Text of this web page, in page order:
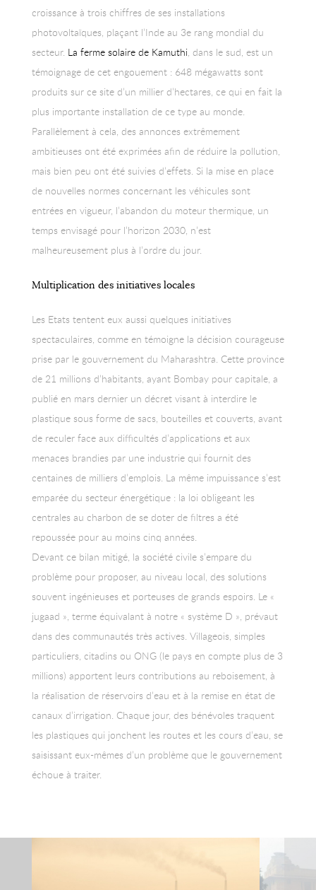
croissance à trois chiffres de ses installations
photovoltaïques, plaçant l’Inde au 3e rang mondial du
secteur. La ferme solaire de Kamuthi , dans le sud, est un
témoignage de cet engouement : 648 mégawatts sont
produits sur ce site d’un millier d’hectares, ce qui en fait la
plus importante installation de ce type au monde.
Parallèlement à cela, des annonces extrêmement
ambitieuses ont été exprimées afin de réduire la pollution,
mais bien peu ont été suivies d’effets. Si la mise en place
de nouvelles normes concernant les véhicules sont
entrées en vigueur, l’abandon du moteur thermique, un
temps envisagé pour l’horizon 2030, n’est
malheureusement plus à l’ordre du jour.
Multiplication des initiatives locales
Les Etats tentent eux aussi quelques initiatives
spectaculaires, comme en témoigne la décision courageuse
prise par le gouvernement du Maharashtra. Cette province
de 21 millions d’habitants, ayant Bombay pour capitale, a
publié en mars dernier un décret visant à interdire le
plastique sous forme de sacs, bouteilles et couverts, avant
de reculer face aux difficultés d’applications et aux
menaces brandies par une industrie qui fournit des
centaines de milliers d’emplois. La même impuissance s’est
emparée du secteur énergétique : la loi obligeant les
centrales au charbon de se doter de filtres a été
repoussée pour au moins cinq années.
Devant ce bilan mitigé, la société civile s’empare du
problème pour proposer, au niveau local, des solutions
souvent ingénieuses et porteuses de grands espoirs. Le «
jugaad », terme équivalant à notre « système D », prévaut
dans des communautés très actives. Villageois, simples
particuliers, citadins ou ONG (le pays en compte plus de 3
millions) apportent leurs contributions au reboisement, à
la réalisation de réservoirs d’eau et à la remise en état de
canaux d’irrigation. Chaque jour, des bénévoles traquent
les plastiques qui jonchent les routes et les cours d’eau, se
saisissant eux-mêmes d’un problème que le gouvernement
échoue à traiter.